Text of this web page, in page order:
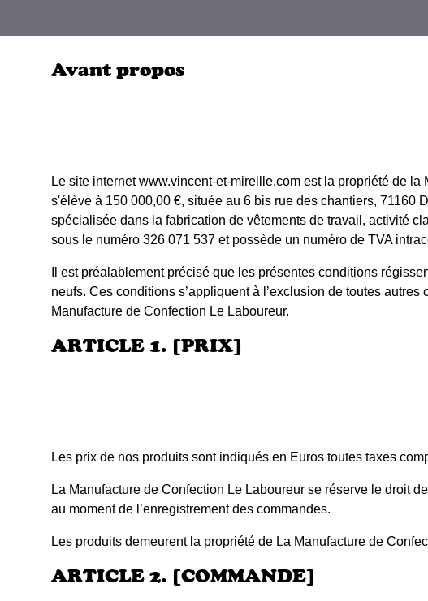
Avant propos
Le site internet www.vincent-et-mireille.com est la propriété de
s'élève à 150 000,00 €, située au 6 bis rue des chantiers,
spécialisée dans la fabrication de vêtements de travail, activité
sous le numéro 326 071 537 et possède un numéro de TVA
Il est préalablement précisé que les présentes conditions
neufs. Ces conditions s’appliquent à l’exclusion de toutes
Manufacture de Confection Le Laboureur.
ARTICLE 1. [PRIX]
Les prix de nos produits sont indiqués en Euros toutes taxes
La Manufacture de Confection Le Laboureur se réserve le droit
au moment de l’enregistrement des commandes.
Les produits demeurent la propriété de La Manufacture de
ARTICLE 2. [COMMANDE]